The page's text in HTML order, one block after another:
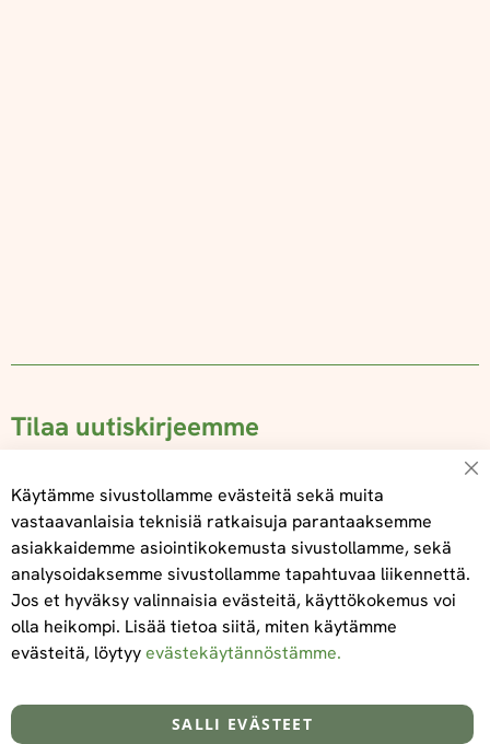
Tilaa uutiskirjeemme
Tilaa
Tietoa meistä
Toimitus- ja maksuehdot
Käytämme sivustollamme evästeitä sekä muita
vastaavanlaisia teknisiä ratkaisuja parantaaksemme
asiakkaidemme asiointikokemusta sivustollamme, sekä
analysoidaksemme sivustollamme tapahtuvaa liikennettä.
Jos et hyväksy valinnaisia evästeitä, käyttökokemus voi
olla heikompi. Lisää tietoa siitä, miten käytämme
evästeitä, löytyyevästekäytännöstämme.
SALLI EVÄSTEET